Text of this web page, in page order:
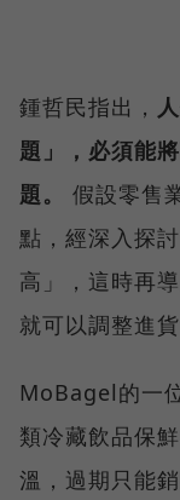
鍾哲民指出，
題」，必須能
題。
假設零售
點，經深入探
高」，這時再
就可以調整進
MoBagel的一
類冷藏飲品保
溫，過期只能